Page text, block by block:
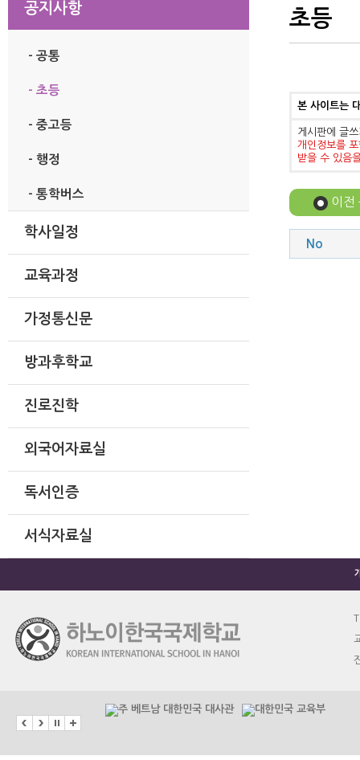
공지사항
- 공통
- 초등
- 중고등
- 행정
- 통학버스
학사일정
교육과정
가정통신문
방과후학교
진로진학
외국어자료실
독서인증
서식자료실
초등
본 사이트는
게시판에 글
개인정보를
받을 수 있음
이전
No